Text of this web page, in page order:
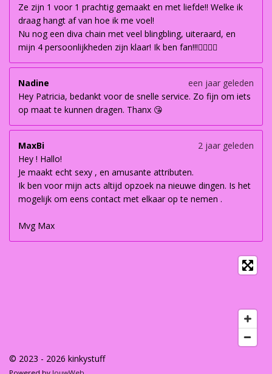
Ze zijn 1 voor 1 prachtig gemaakt en met liefde!! Welke ik
draag hangt af van hoe ik me voel!
Nu nog een diva chain met veel blingbling, uiteraard, en
mijn 4 persoonlijkheden zijn klaar! Ik ben fan!!!👌🏽👌🏽
Nadine
een jaar geleden
Hey Patricia, bedankt voor de snelle service. Zo fijn om iets
op maat te kunnen dragen. Thanx 😘
MaxBi
2 jaar geleden
Hey ! Hallo!
Je maakt echt sexy , en amusante attributen.
Ik ben voor mijn acts altijd opzoek na nieuwe dingen. Is het
mogelijk om eens contact met elkaar op te nemen .
Mvg Max
© 2023 - 2026 kinkystuff